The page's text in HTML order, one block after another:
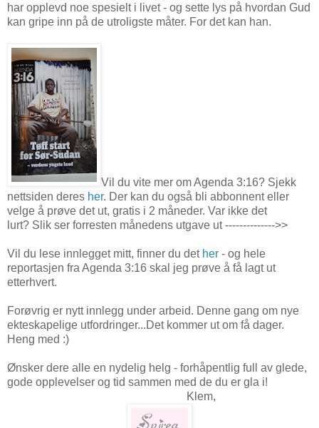
har opplevd noe spesielt i livet - og sette lys på hvordan Gud
kan gripe inn på de utroligste måter. For det kan han.
Vil du vite mer om Agenda 3:16? Sjekk
nettsiden deres her. Der kan du også bli abbonnent eller
velge å prøve det ut, gratis i 2 måneder. Var ikke det
lurt? Slik ser forresten månedens utgave ut -------------->>
Vil du lese innlegget mitt, finner du dether - og hele
reportasjen fra Agenda 3:16 skal jeg prøve å få lagt ut
etterhvert.
Forøvrig er nytt innlegg under arbeid. Denne gang om nye
ekteskapelige utfordringer...Det kommer ut om få dager.
Heng med :)
Ønsker dere alle en nydelig helg - forhåpentlig full av glede,
gode opplevelser og tid sammen med de du er gla i!
Klem,